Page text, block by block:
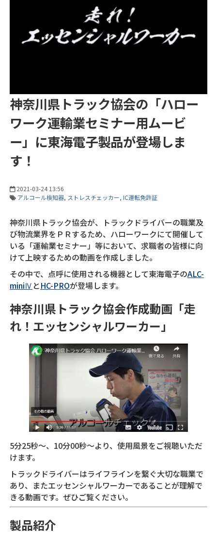
神奈川県トラック協会の「ハロー
ワーク運輸業セミナー用ムービ
ー」に東海電子製品が登場しま
す！
2021-03-24 13:56
アルコール検知器 ストレスチェッカー IC運転免許証
神奈川県トラック協会が、トラックドライバーの職業及
び物流業界をＰＲするため、ハローワークにて開催して
いる「運輸業セミナー」等において、求職者の皆様に向
けて上映するための動画を作成しました。
その中で、点呼に使用される機器として東海電子のALC-
miniⅣ とHC-PROが登場します。
神奈川県トラック協会作成動画「走
れ！エッセンシャルワーカー」
5分25秒～、10分00秒～より、使用風景をご視聴いただ
けます。
トラックドライバーはライフラインを繋ぐ大切な職業で
あり、またエッセンシャルワーカーであることが理解で
きる動画です。ぜひご覧ください。
製品紹介